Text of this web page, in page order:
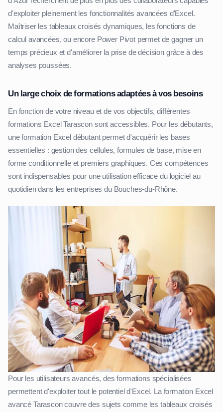
d'exploiter pleinement les fonctionnalités avancées d'Excel.
Maîtriser les tableaux croisés dynamiques, les fonctions de
calcul avancées, ou encore Power Pivot permet de gagner un
temps précieux et d'améliorer la prise de décision grâce à des
analyses poussées.
Un large choix de formations adaptées à vos besoins
En fonction de votre niveau et de vos objectifs, différentes
formations Excel Tarascon sont accessibles. Pour les débutants,
une formation Excel débutant permet d'acquérir les bases
essentielles : gestion des cellules, formules de base, mise en
forme conditionnelle et premiers graphiques. Ces compétences
sont indispensables pour une utilisation efficace du logiciel au
quotidien dans les entreprises du Bouches-du-Rhône.
Pour les utilisateurs avancés, des formations spécialisées
permettent d'exploiter tout le potentiel d'Excel. La formation Excel
avancé Tarascon couvre des sujets comme les tableaux croisés